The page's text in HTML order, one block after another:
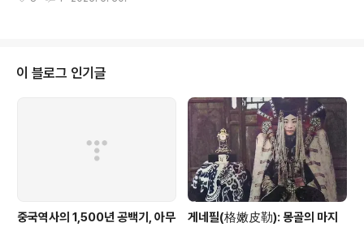
공인(工人, 노동자), 북경대학 정규본과생 및 대학원생의 학력, 법학전공, 본과
는 리커창과 동기동창. 1985년 대학원을 졸업한 후, 중앙당교(中央黨校)로 가
이 블로그 인기글
중국역사의 1,500년 공백기, 아무
게네필(格嫩皮勒): 몽골의 마지